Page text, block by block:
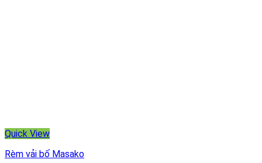
Quick View
Rèm vải bố Masako